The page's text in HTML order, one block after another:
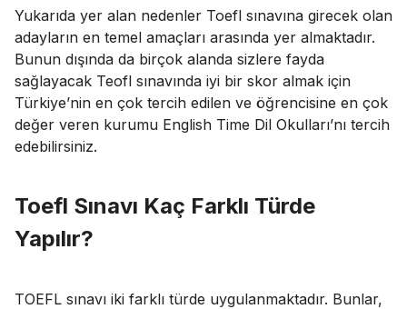
Yukarıda yer alan nedenler Toefl sınavına girecek olan
adayların en temel amaçları arasında yer almaktadır.
Bunun dışında da birçok alanda sizlere fayda
sağlayacak Teofl sınavında iyi bir skor almak için
Türkiye’nin en çok tercih edilen ve öğrencisine en çok
değer veren kurumu English Time Dil Okulları’nı tercih
edebilirsiniz.
Toefl Sınavı Kaç Farklı Türde
Yapılır?
TOEFL sınavı iki farklı türde uygulanmaktadır. Bunlar,